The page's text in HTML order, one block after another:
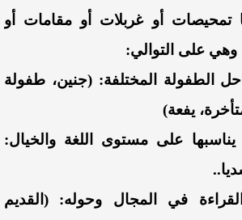
تمحيصات أو غربلات أو مقامات أو
على التوالي:
الطفولة المختلفة: (جنين، طفولة
يفعة)
على مستوى اللغة والخيال:
في المجال وحوله: (القديم